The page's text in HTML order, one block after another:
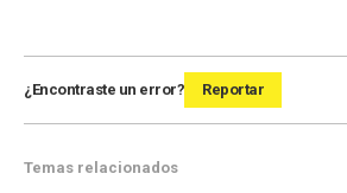
¿Encontraste un error? Reportar
Temas relacionados